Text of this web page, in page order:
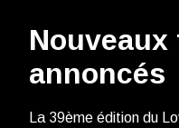
annoncés
La 39ème édition du